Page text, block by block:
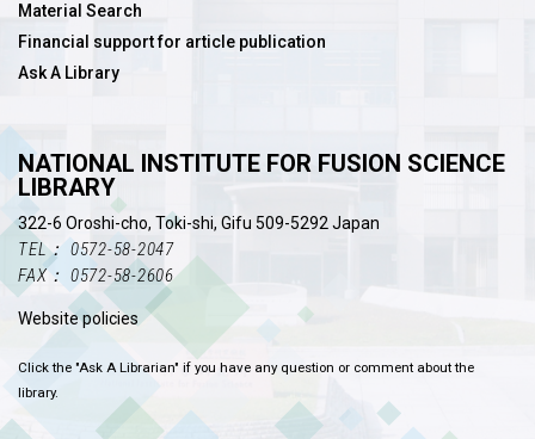
Material Search
Financial support for article publication
Ask A Library
NATIONAL INSTITUTE FOR FUSION SCIENCE
LIBRARY
322-6 Oroshi-cho, Toki-shi, Gifu 509-5292 Japan
TEL： 0572-58-2047
FAX： 0572-58-2606
Website policies
Click the "Ask A Librarian" if you have any question or comment about the
library.